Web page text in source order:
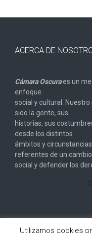
ACERCA DE
Cámara Oscuraes un
enfoque
social y cultural.
sido la gente, sus
historias, sus
desde los distintos
ámbitos y
referentes de un cambio
social y defender los
Utilizamos cookies